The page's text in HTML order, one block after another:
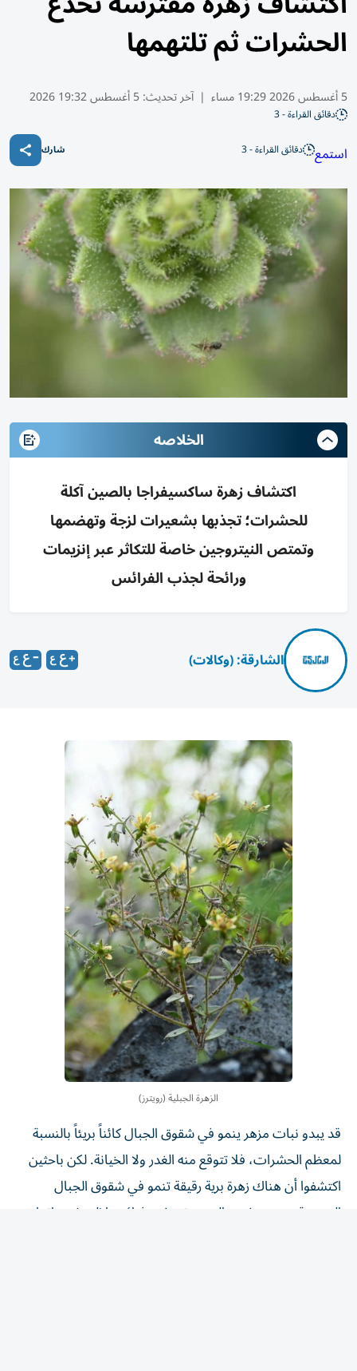
الحشرات ثم تلتهمها
5 أغسطس 2026 19:29 مساء | آخر تحديث:5 أغسطس 19:32 2026
دقائق القراءة - 3
استمع دقائق القراءة - 3 شارك
الخلاصه
اكتشاف زهرة ساكسيفراجا بالصين آكلة
للحشرات؛ تجذبها بشعيرات لزجة وتهضمها
وتمتص النيتروجين خاصة للتكاثر عبر إنزيمات
ورائحة لجذب الفرائس
الشارقة: (وكالات)
الزهرة الجبلية (رويترز)
قد يبدو نبات مزهر ينمو في شقوق الجبال كائناً بريئاً بالنسبة
لمعظم الحشرات، فلا تتوقع منه الغدر ولا الخيانة. لكن باحثين
اكتشفوا أن هناك زهرة برية رقيقة تنمو في شقوق الجبال
الصخرية بجنوب غرب الصين تجتذب ‌فرائسها إلى شعيراتها